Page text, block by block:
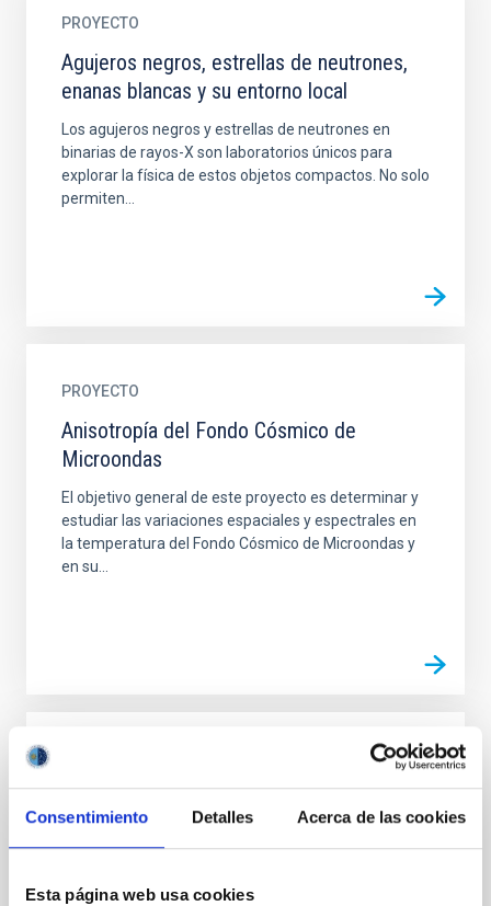
Consentimiento Detalles Acerca de las cookies
Esta página web usa cookies
PROYECTO
Agujeros negros, estrellas de neutrones,
enanas blancas y su entorno local
Los agujeros negros y estrellas de neutrones en
binarias de rayos-X son laboratorios únicos para
explorar la física de estos objetos compactos. No solo
permiten...
PROYECTO
Anisotropía del Fondo Cósmico de
Microondas
El objetivo general de este proyecto es determinar y
estudiar las variaciones espaciales y espectrales en
la temperatura del Fondo Cósmico de Microondas y
en su...